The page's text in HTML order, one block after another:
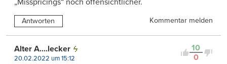
„Misspricings“ noch offensichtlicher.
Antworten Kommentar melden
10
0
Alter A....lecker
20.02.2022 um 15:12